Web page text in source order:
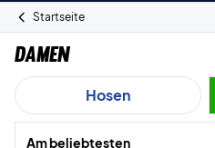
Startseite
Damen
Hosen
Am beliebtesten